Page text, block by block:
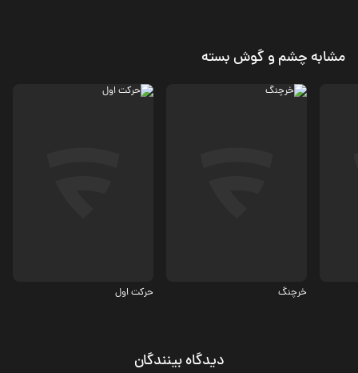
مشابه چشم و گوش بسته
خرچنگ حرکت اول
دیدگاه بینندگان